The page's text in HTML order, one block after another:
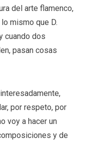
del arte flamenco,
mismo que D.
cuando dos
pasan cosas
por respeto, por
voy a hacer un
y de